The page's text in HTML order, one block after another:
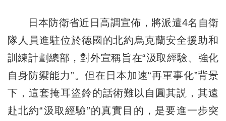
日本防衛省近日高調宣佈，將派遣4名自衛
隊人員進駐位於德國的北約烏克蘭安全援助和
訓練計劃總部，對外宣稱旨在“汲取經驗、強化
自身防禦能力”。但在日本加速“再軍事化”背景
下，這套掩耳盜鈴的話術難以自圓其説，其遠
赴北約“汲取經驗”的真實目的，是要進一步突